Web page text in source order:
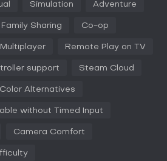
dos aldeões. Otimizar recursos é
eólicas e painéis solares. A
e gemas raros. O progresso de
áreas como agricultura, criação de
caça ou pesca, adaptando a
elementos sociais envolvem interagir com
família, tudo em uma comunidade
a economia, com um mercado de leilões
onde você vende recursos para
sazonais que recompensam
Simulation Adventure
Family Sharing Co-op
Remote Play on TV
support Steam Cloud
Color Alternatives
without Timed Input
Camera Comfort